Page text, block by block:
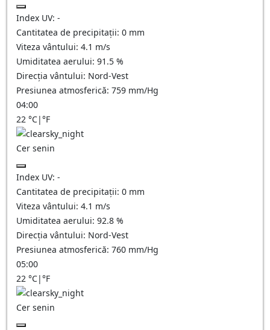
Index UV: -
Cantitatea de precipitații: 0 mm
Viteza vântului: 4.1 m/s
Umiditatea aerului: 91.5 %
Direcția vântului: Nord-Vest
Presiunea atmosferică: 759 mm/Hg
04:00
22 °C|°F
Cer senin
Index UV: -
Cantitatea de precipitații: 0 mm
Viteza vântului: 4.1 m/s
Umiditatea aerului: 92.8 %
Direcția vântului: Nord-Vest
Presiunea atmosferică: 760 mm/Hg
05:00
22 °C|°F
Cer senin